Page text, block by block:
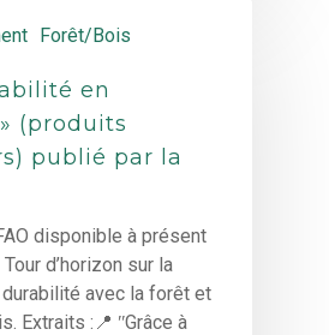
Forêt/Bois
en
(produits
publié par la
disponible à présent
d’horizon sur la
avec la forêt et
Extraits :📍 ʺGrâce à